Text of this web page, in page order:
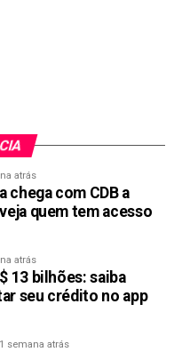
atrás
chega com CDB a
quem tem acesso
atrás
13 bilhões: saiba
seu crédito no app
1 semana atrás